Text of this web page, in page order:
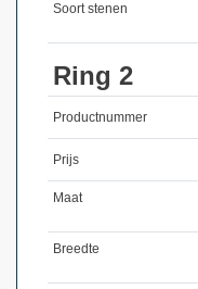
Soort stenen
Ring 2
Productnummer
Prijs
Maat
Breedte